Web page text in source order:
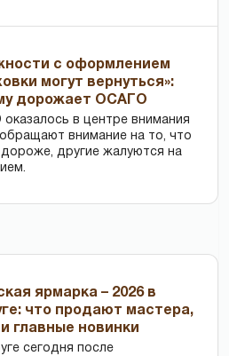
с оформлением
могут вернуться»:
дорожает ОСАГО
в центре внимания
внимание на то, что
другие жалуются на
ярмарка – 2026 в
что продают мастера,
главные новинки
сегодня после